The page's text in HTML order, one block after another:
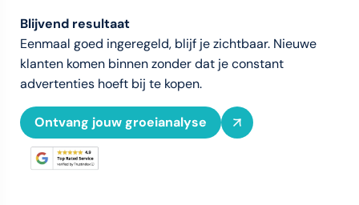
Blijvend resultaat
Eenmaal goed ingeregeld, blijf je zichtbaar. Nieuwe
klanten komen binnen zonder dat je constant
advertenties hoeft bij te kopen.
Ontvang jouw groeianalyse